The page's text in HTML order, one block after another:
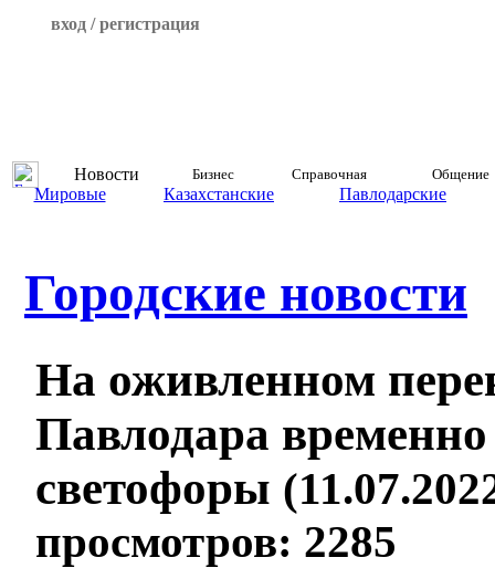
вход / регистрация
Новости Бизнес Справочная Общение
Мировые Казахстанские Павлодарские
Городские новости
На оживленном
Павлодара
светофоры
просмотров: 2285